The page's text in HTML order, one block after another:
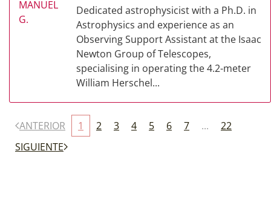
Dedicated astrophysicist with a Ph.D. in
Astrophysics and experience as an
Observing Support Assistant at the Isaac
Newton Group of Telescopes,
specialising in operating the 4.2-meter
William Herschel...
ANTERIOR 1 2 3 4 5 6 7 ...
22
SIGUIENTE